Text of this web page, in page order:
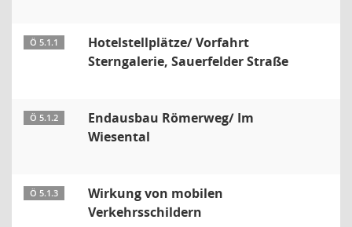
Ö 5.1.1
Hotelstellplätze/ Vorfahrt
Sterngalerie, Sauerfelder Straße
Ö 5.1.2
Endausbau Römerweg/ Im
Wiesental
Ö 5.1.3
Wirkung von mobilen
Verkehrsschildern